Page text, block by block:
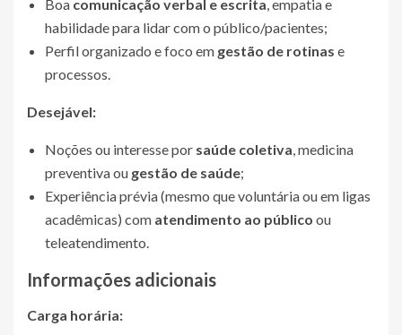
Boa comunicação verbal e escrita, empatia e
habilidade para lidar com o público/pacientes;
Perfil organizado e foco em gestão de rotinas e
processos.
Desejável:
Noções ou interesse por saúde coletiva, medicina
preventiva ou gestão de saúde;
Experiência prévia (mesmo que voluntária ou em ligas
acadêmicas) com atendimento ao público ou
teleatendimento.
Informações adicionais
Carga horária: